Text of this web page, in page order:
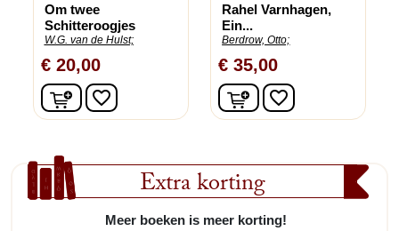
Extra korting
Meer boeken is meer korting!
Om twee
Schitteroogjes
W.G. van de Hulst;
€ 20,00
In winkelwagen
favorite_border
Rahel Varnhagen,
Ein...
Berdrow, Otto;
€ 35,00
In winkelwagen
favorite_border